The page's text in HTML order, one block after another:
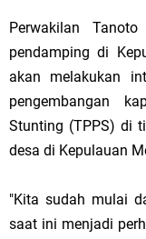
Perwakilan
pendamping di
akan melakukan
pengembangan
Stunting (TPPS) di
desa di Kepulauan
"Kita sudah mulai
saat ini menjadi